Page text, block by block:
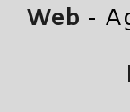
Web -